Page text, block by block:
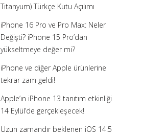
Titanyum) Türkçe Kutu Açılımı
iPhone 16 Pro ve Pro Max: Neler
Değişti? iPhone 15 Pro’dan
yükseltmeye değer mi?
iPhone ve diğer Apple ürünlerine
tekrar zam geldi!
Apple’ın iPhone 13 tanıtım etkinliği
14 Eylül’de gerçekleşecek!
Uzun zamandır beklenen iOS 14.5